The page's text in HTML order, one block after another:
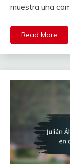
muestra una
Read More